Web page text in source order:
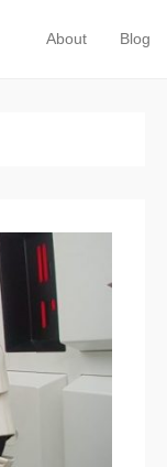
Primäres Menü
Zum Inhalt springen
About Blog